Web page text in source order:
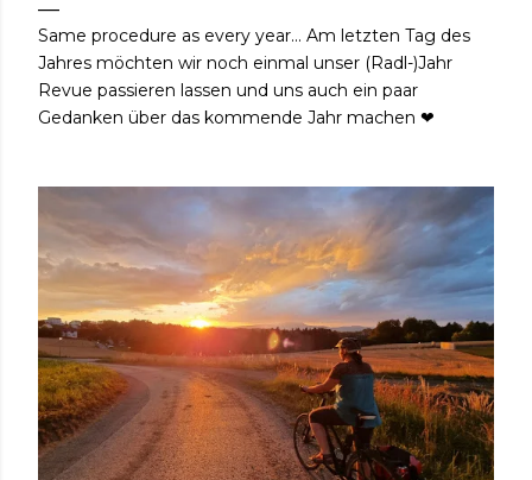
Same procedure as every year... Am letzten Tag des
Jahres möchten wir noch einmal unser (Radl-)Jahr
Revue passieren lassen und uns auch ein paar
Gedanken über das kommende Jahr machen ❤